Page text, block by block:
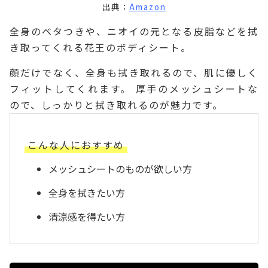
出典： Amazon
全身のベタつきや、ニオイの元となる皮脂などを拭
き取ってくれる花王のボディシート。
顔だけでなく、全身も拭き取れるので、肌に優しく
フィットしてくれます。 厚手のメッシュシートな
ので、しっかりと拭き取れるのが魅力です。
こんな人におすすめ
メッシュシートのものが欲しい方
全身を拭きたい方
清涼感を得たい方